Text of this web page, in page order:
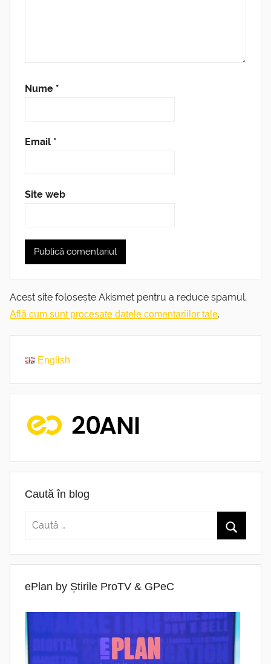
Nume *
Email *
Site web
Acest site folosește Akismet pentru a reduce spamul.
Află cum sunt procesate datele comentariilor tale.
English
Caută în blog
ePlan by Știrile ProTV & GPeC